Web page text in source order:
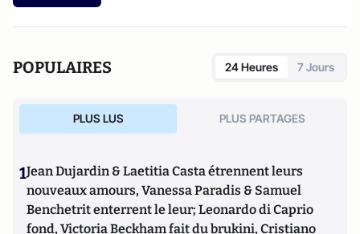
POPULAIRES 24 Heures 7 Jours
PLUS LUS PLUS PARTAGES
1Jean Dujardin & Laetitia Casta étrennent leurs
nouveaux amours, Vanessa Paradis & Samuel
Benchetrit enterrent le leur; Leonardo di Caprio
fond, Victoria Beckham fait du brukini, Cristiano